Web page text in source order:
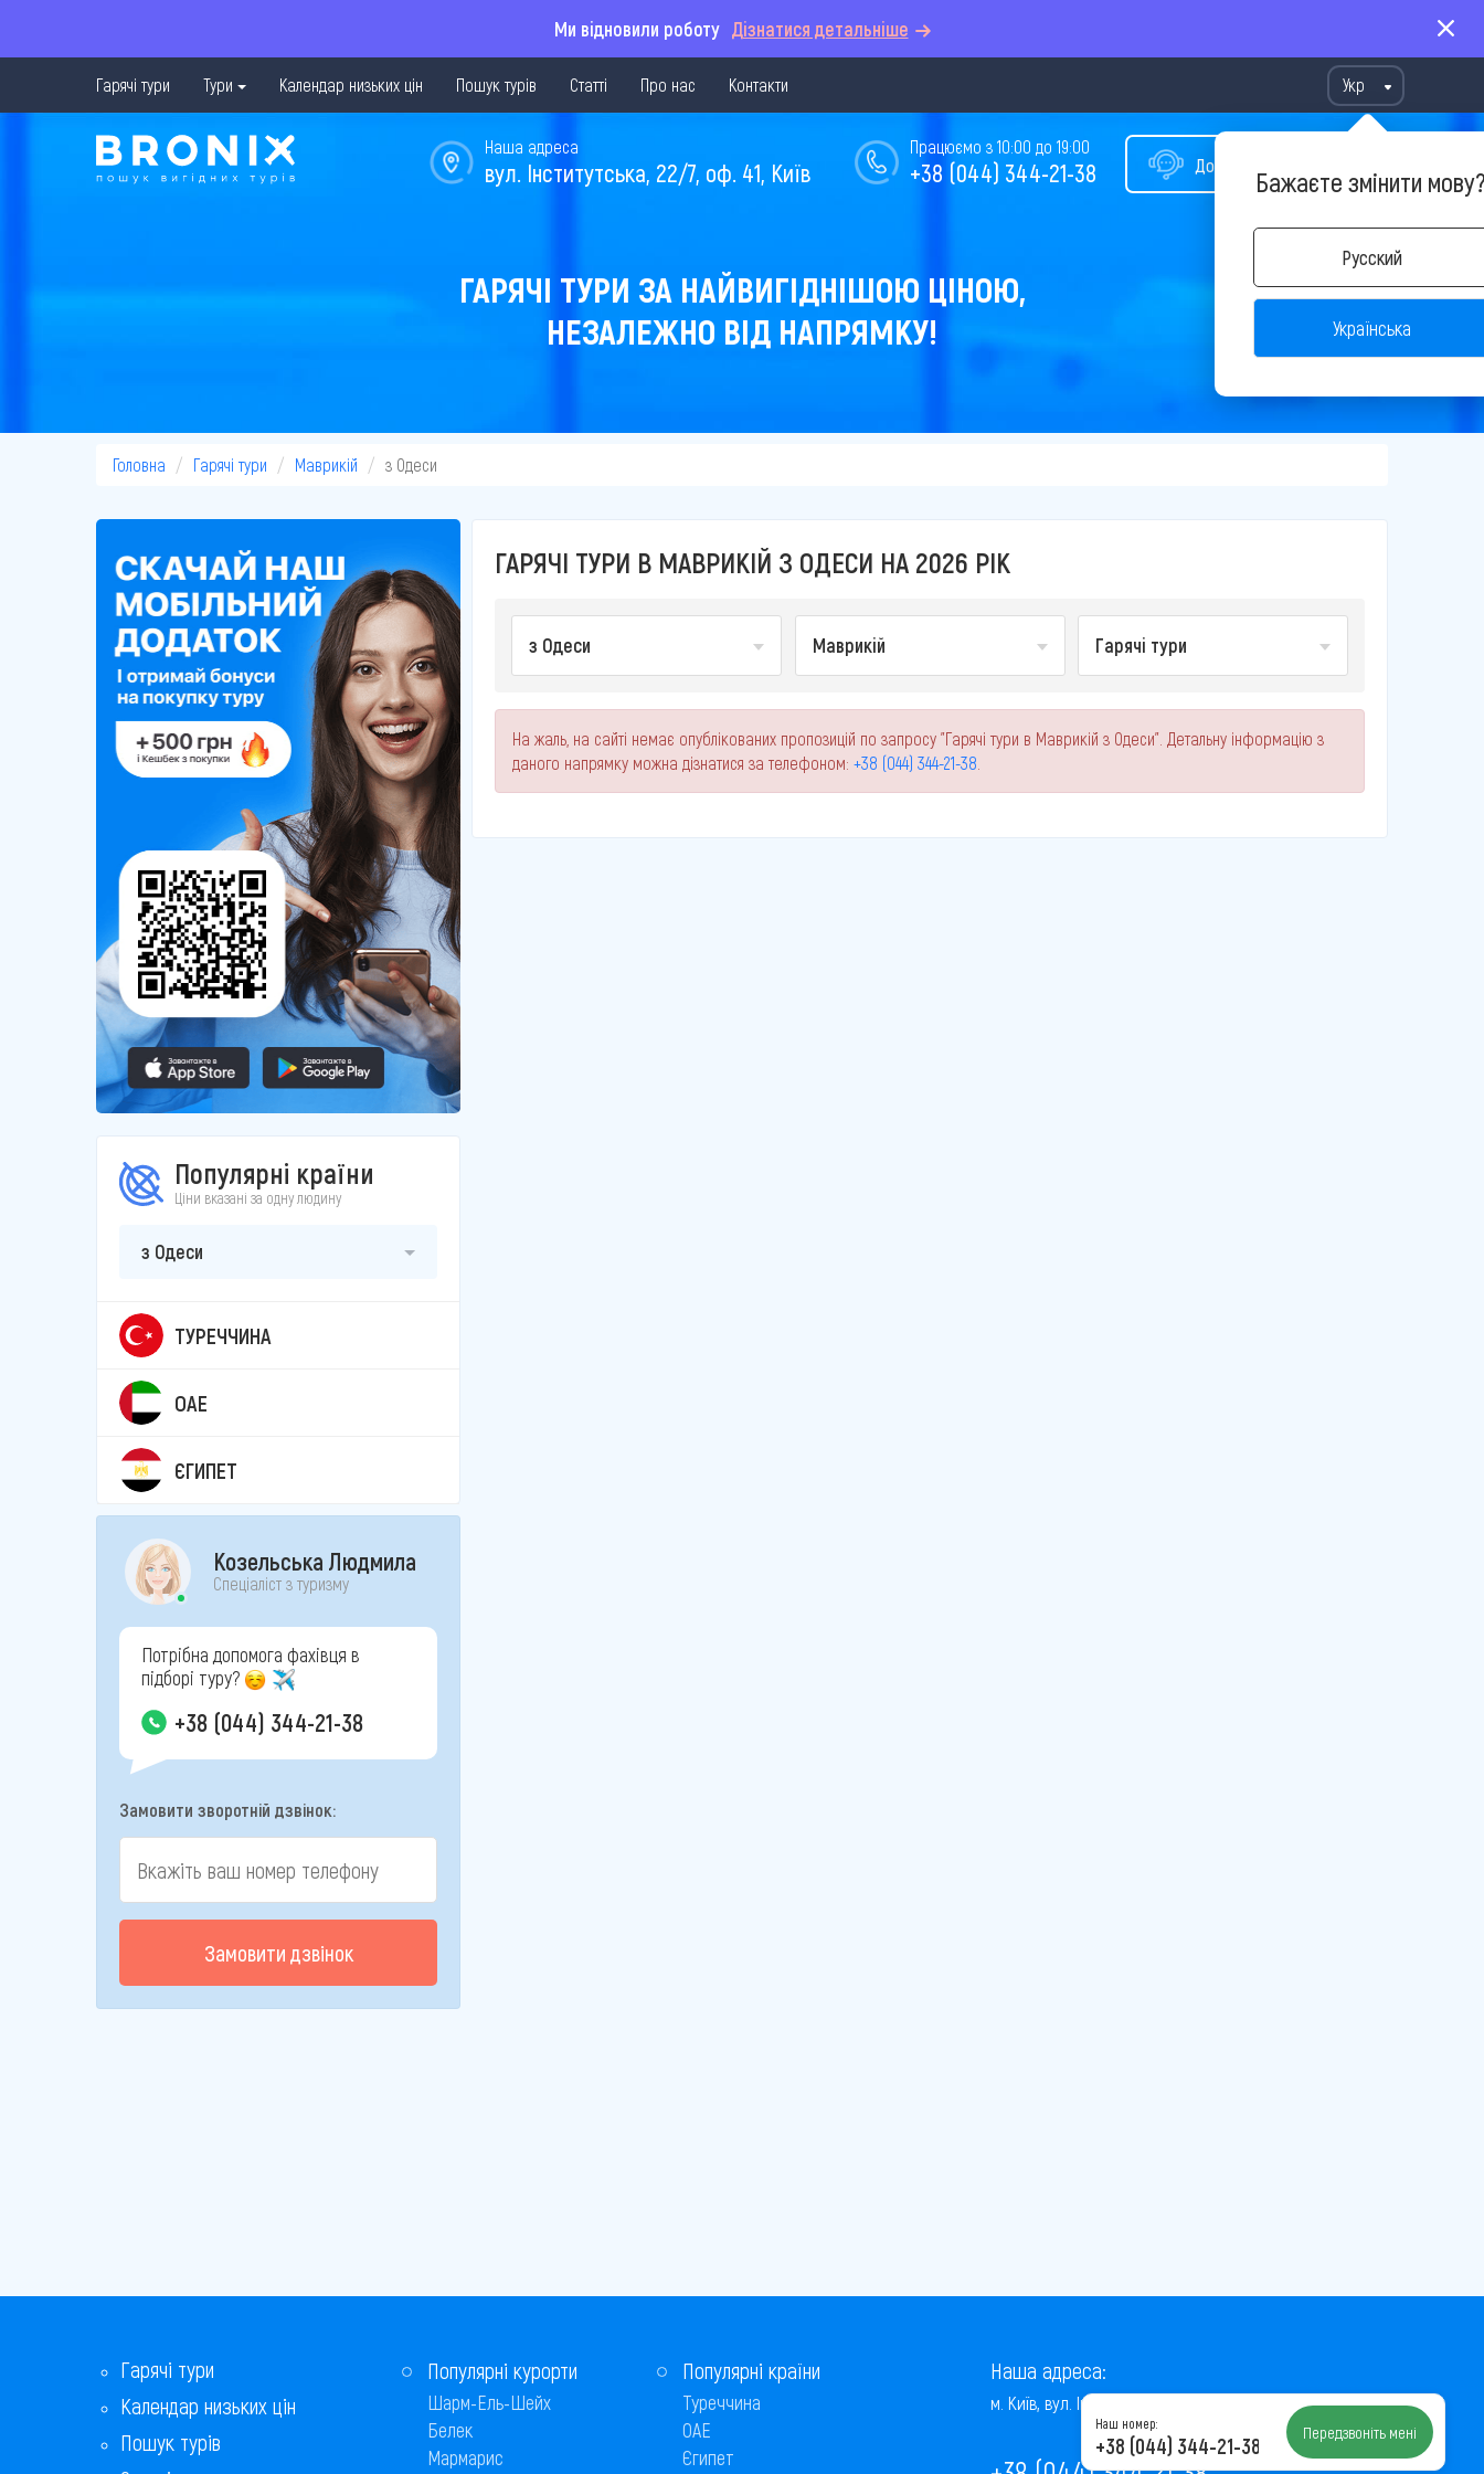
Ми відновили роботу Дізнатися детальніше
Гарячі тури Тури Календар низьких цін Пошук турів Статті Про нас Контакти Укр
Бажаєте змінити
Русский
Українська
Допомога у виборі туру
Працюємо з 10:00 до 19:00
+38 (044) 344-21-38
Наша адреса
вул. Інститутська, 22/7, оф. 41, Київ
ГАРЯЧІ ТУРИ ЗА НАЙВИГІДНІШОЮ ЦІНОЮ,
НЕЗАЛЕЖНО ВІД НАПРЯМКУ!
Головна Гарячі тури Маврикій з Одеси
Популярні країни
Ціни вказані за одну людину
з Одеси
ТУРЕЧЧИНА
ОАЕ
ЄГИПЕТ
Козельська Людмила
Спеціаліст з туризму
Потрібна допомога фахівця в
підборі туру?
+38 (044) 344-21-38
Замовити зворотній дзвінок:
Замовити дзвінок
ГАРЯЧІ ТУРИ В МАВРИКІЙ З ОДЕСИ НА 2026 РІК
з Одеси Маврикій Гарячі тури
На жаль, на сайті немає опублікованих пропозицій по запросу "Гарячі тури в Маврикій з Одеси". Детальну інформацію з
даного напрямку можна дізнатися за телефоном: +38 (044) 344-21-38
Гарячі тури
Календар низьких цін
Пошук турів
Популярні курорти
Шарм-Ель-Шейх
Белек
Мармарис
Популярні країни
Туреччина
ОАЕ
Єгипет
Наша адреса:
м. Київ, вул. Інститутська, 22/7, оф. 41
Наш номер:
+38 (044) 344-21-38 Передзвоніть мені